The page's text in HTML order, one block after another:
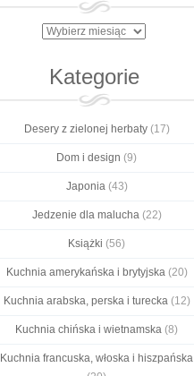
Archiwa
Kategorie
Desery z zielonej herbaty(17)
Dom i design (9)
Japonia(43)
Jedzenie dla malucha(22)
Książki (56)
Kuchnia amerykańska i brytyjska(20)
Kuchnia arabska, perska i turecka(12)
Kuchnia chińska i wietnamska (8)
Kuchnia francuska, włoska i hiszpańska